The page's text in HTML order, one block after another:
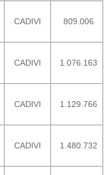
CADIVI 809.006
CADIVI 1.076.163
CADIVI 1.129.766
CADIVI 1.480.732